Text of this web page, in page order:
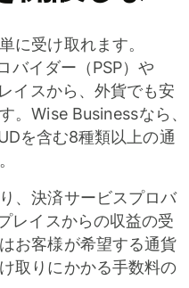
に受け取れます。
バイダー（PSP）や
イスから、外貨でも安
。Wise Businessなら、
を含む8種類以上の通
、決済サービスプロバ
レイスからの収益の受
お客様が希望する通貨
取りにかかる手数料の